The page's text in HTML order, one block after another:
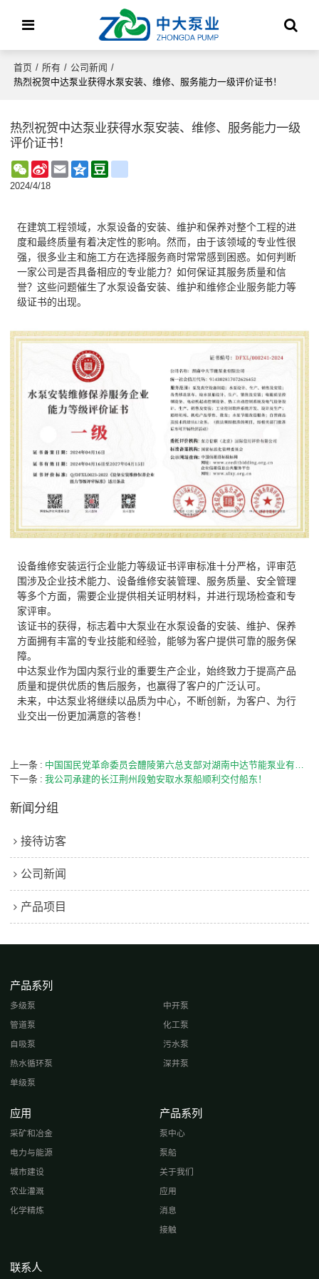
首页 / 所有 / 公司新闻 /
热烈祝贺中达泵业获得水泵安装、维修、服务能力一级评价证书！
热烈祝贺中达泵业获得水泵安装、维修、服务能力一级
评价证书！
WeChat
Sina
Weibo
Email Qzone
2024/4/18
在建筑工程领域，水泵设备的安装、维护和保养对整个工程的进
度和最终质量有着决定性的影响。然而，由于该领域的专业性很
强，很多业主和施工方在选择服务商时常常感到困惑。如何判断
一家公司是否具备相应的专业能力？如何保证其服务质量和信
誉？这些问题催生了水泵设备安装、维护和维修企业服务能力等
级证书的出现。
设备维修安装运行企业能力等级证书评审标准十分严格，评审范
围涉及企业技术能力、设备维修安装管理、服务质量、安全管理
等多个方面，需要企业提供相关证明材料，并进行现场检查和专
家评审。
该证书的获得，标志着中大泵业在水泵设备的安装、维护、保养
方面拥有丰富的专业技能和经验，能够为客户提供可靠的服务保
障。
中达泵业作为国内泵行业的重要生产企业，始终致力于提高产品
质量和提供优质的售后服务，也赢得了客户的广泛认可。
未来，中达泵业将继续以品质为中心，不断创新，为客户、为行
业交出一份更加满意的答卷！
上一条
中国国民党革命委员会醴陵第六总支部对湖南中达节能泵业有限公司（一家党员企业）进行了考察访问。
下一条
我公司承建的长江荆州段勉安取水泵船顺利交付船东！
新闻分组
接待访客
公司新闻
产品项目
产品系列
多级泵
中开泵
管道泵
化工泵
自吸泵
污水泵
热水循环泵
深井泵
单级泵
应用
采矿和冶金
电力与能源
城市建设
农业灌溉
化学精炼
产品系列
泵中心
泵船
关于我们
应用
消息
接触
联系人